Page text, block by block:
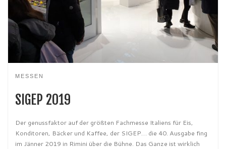
MESSEN
SIGEP 2019
Der genussfaktor auf der größten Fachmesse Italiens für Eis,
Konditoren, Bäcker und Kaffee, der SIGEP… die 40. Ausgabe fing
im Jänner 2019 in Rimini über die Bühne. Das Ganze ist wirklich